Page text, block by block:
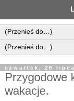
czwartek, 26 lipca
Przygodowe
wakacje.